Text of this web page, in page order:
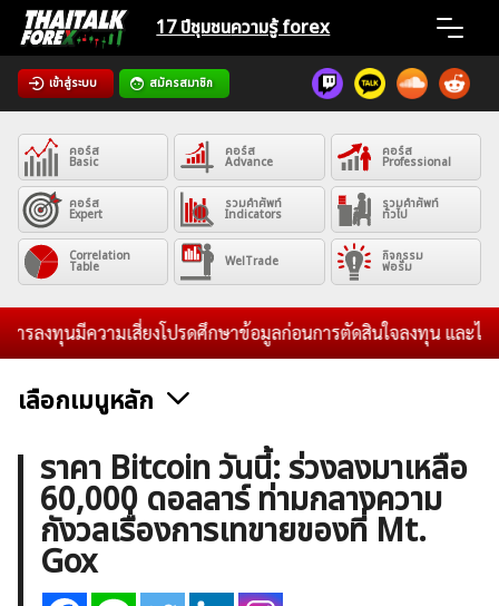
Skip
content
17 ปีชุมชนความรู้ forex
เข้าสู่ระบบ สมัครสมาชิก
Home
News
Articles
VPS Register
ค้นหา
สำหรับ:
คอร์ส
Basic
คอร์ส
Advance
คอร์ส
Professional
คอร์ส
Expert
รวมคำศัพท์
Indicators
รวมคำศัพท์
ทั่วไป
Correlation
Table WelTrade กิจกรรม
ฟอรั่ม
ลงทุนมีความเสี่ยงโปรดศึกษาข้อมูลก่อนการตัดสินใจลงทุน และไม่รับ
เลือกเมนูหลัก
ข่าวฟอเร็กซ์และสกุลเงิน คริปโตเคอร์เรนซี
ฟรีซิกแนล รายวัน
บทวิเคราะห์
เศรษฐกิจทั่วไป ดัชนี-หุ้น
พันธบัตร
สินค้าโภคภัณฑ์
โบรกเกอร์ FX
โปรโมชั่น Forex
กองทุน Forex
ฟรี EA
ราคา Bitcoin วันนี้: ร่วงลงมาเหลือ
60,000 ดอลลาร์ ท่ามกลางความ
กังวลเรื่องการเทขายของที่ Mt.
Gox